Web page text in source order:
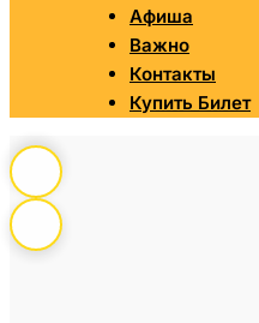
Афиша
Важно
Контакты
Купить Билет